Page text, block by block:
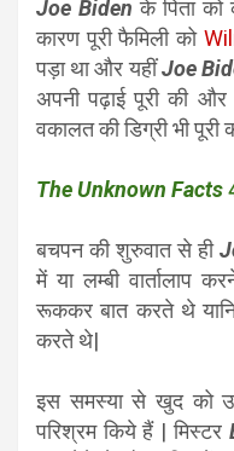
Joe Biden के पिता को
कारण पूरी फैमिली को
पड़ा था और यहींJoe
अपनी पढ़ाई पूरी की और
वकालत की डिग्री भी पूरी
The Unknown Facts
बचपन की शुरुवात से ही
में या लम्बी वार्तालाप
रूककर बात करते थे यानि
करते थे|
इस समस्या से खुद को
परिश्रम किये हैं | मिस्टर